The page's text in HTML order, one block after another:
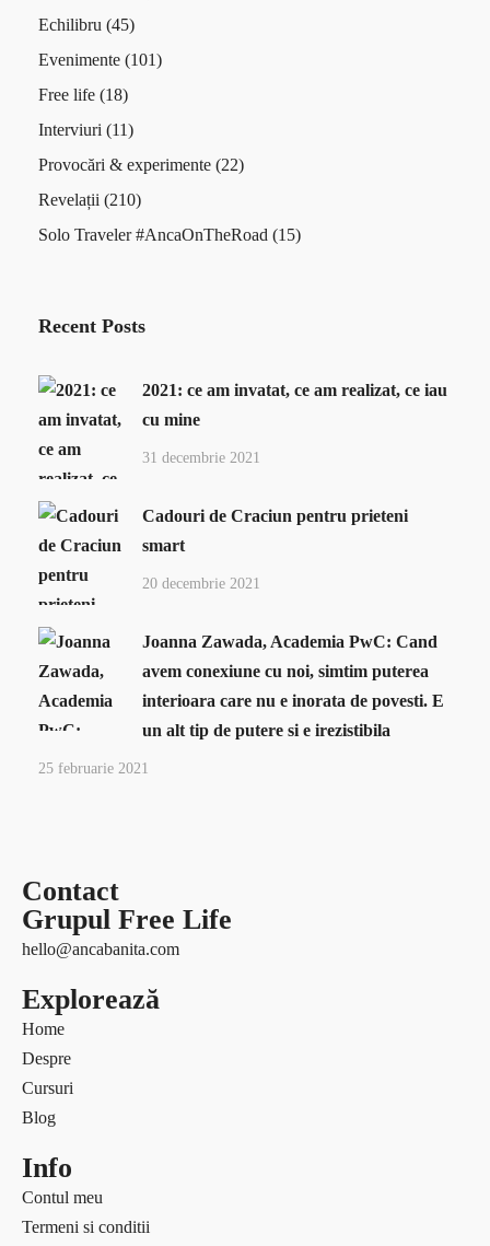
Echilibru (45)
Evenimente (101)
Free life (18)
Interviuri (11)
Provocări & experimente (22)
Revelații (210)
Solo Traveler #AncaOnTheRoad (15)
Recent Posts
2021: ce am invatat, ce am realizat, ce iau
cu mine
31 decembrie 2021
Cadouri de Craciun pentru prieteni
smart
20 decembrie 2021
Joanna Zawada, Academia PwC: Cand
avem conexiune cu noi, simtim puterea
interioara care nu e inorata de povesti. E
un alt tip de putere si e irezistibila
25 februarie 2021
Contact
Grupul Free Life
hello@ancabanita.com
Explorează
Home
Despre
Cursuri
Blog
Info
Contul meu
Termeni si conditii